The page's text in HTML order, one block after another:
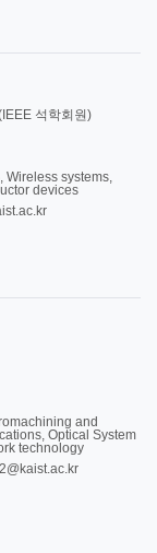
석학회원)
Wireless systems,
devices
and
Optical System
technology